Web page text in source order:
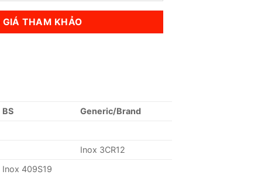
BS
Generic/Brand
Inox 3CR12
Inox 409S19